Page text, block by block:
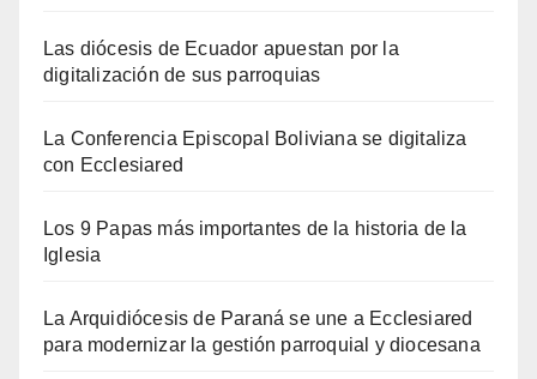
Las diócesis de Ecuador apuestan por la
digitalización de sus parroquias
La Conferencia Episcopal Boliviana se digitaliza
con Ecclesiared
Los 9 Papas más importantes de la historia de la
Iglesia
La Arquidiócesis de Paraná se une a Ecclesiared
para modernizar la gestión parroquial y diocesana